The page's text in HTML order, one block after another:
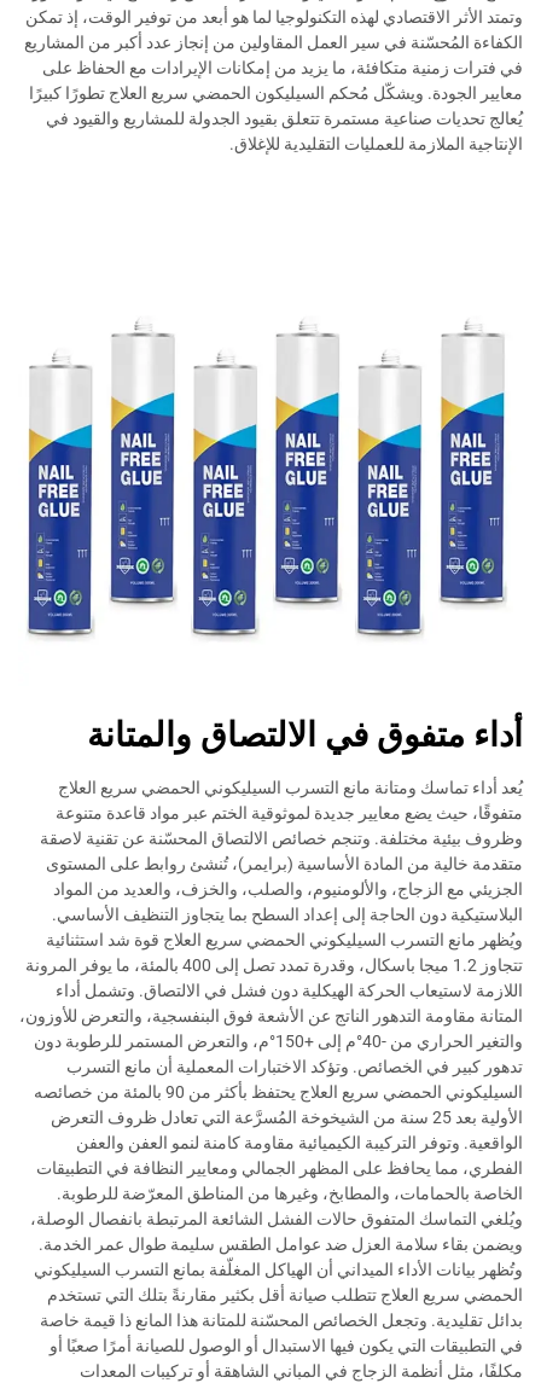
وتمتد الأثر الاقتصادي لهذه التكنولوجيا لما هو أبعد من توفير الوقت، إذ تمكن
الكفاءة المُحسّنة في سير العمل المقاولين من إنجاز عدد أكبر من المشاريع
في فترات زمنية متكافئة، ما يزيد من إمكانات الإيرادات مع الحفاظ على
معايير الجودة. ويشكّل مُحكم السيليكون الحمضي سريع العلاج تطورًا كبيرًا
يُعالج تحديات صناعية مستمرة تتعلق بقيود الجدولة للمشاريع والقيود في
الإنتاجية الملازمة للعمليات التقليدية للإغلاق.
أداء متفوق في الالتصاق والمتانة
يُعد أداء تماسك ومتانة مانع التسرب السيليكوني الحمضي سريع العلاج
متفوقًا، حيث يضع معايير جديدة لموثوقية الختم عبر مواد قاعدة متنوعة
وظروف بيئية مختلفة. وتنجم خصائص الالتصاق المحسّنة عن تقنية لاصقة
متقدمة خالية من المادة الأساسية (برايمر)، تُنشئ روابط على المستوى
الجزيئي مع الزجاج، والألومنيوم، والصلب، والخزف، والعديد من المواد
البلاستيكية دون الحاجة إلى إعداد السطح بما يتجاوز التنظيف الأساسي.
ويُظهر مانع التسرب السيليكوني الحمضي سريع العلاج قوة شد استثنائية
تتجاوز 1.2 ميجا باسكال، وقدرة تمدد تصل إلى 400 بالمئة، ما يوفر المرونة
اللازمة لاستيعاب الحركة الهيكلية دون فشل في الالتصاق. وتشمل أداء
المتانة مقاومة التدهور الناتج عن الأشعة فوق البنفسجية، والتعرض للأوزون،
والتغير الحراري من -40°م إلى +150°م، والتعرض المستمر للرطوبة دون
تدهور كبير في الخصائص. وتؤكد الاختبارات المعملية أن مانع التسرب
السيليكوني الحمضي سريع العلاج يحتفظ بأكثر من 90 بالمئة من خصائصه
الأولية بعد 25 سنة من الشيخوخة المُسرَّعة التي تعادل ظروف التعرض
الواقعية. وتوفر التركيبة الكيميائية مقاومة كامنة لنمو العفن والعفن
الفطري، مما يحافظ على المظهر الجمالي ومعايير النظافة في التطبيقات
الخاصة بالحمامات، والمطابخ، وغيرها من المناطق المعرّضة للرطوبة.
ويُلغي التماسك المتفوق حالات الفشل الشائعة المرتبطة بانفصال الوصلة،
ويضمن بقاء سلامة العزل ضد عوامل الطقس سليمة طوال عمر الخدمة.
وتُظهر بيانات الأداء الميداني أن الهياكل المغلّفة بمانع التسرب السيليكوني
الحمضي سريع العلاج تتطلب صيانة أقل بكثير مقارنةً بتلك التي تستخدم
بدائل تقليدية. وتجعل الخصائص المحسّنة للمتانة هذا المانع ذا قيمة خاصة
في التطبيقات التي يكون فيها الاستبدال أو الوصول للصيانة أمرًا صعبًا أو
مكلفًا، مثل أنظمة الزجاج في المباني الشاهقة أو تركيبات المعدات